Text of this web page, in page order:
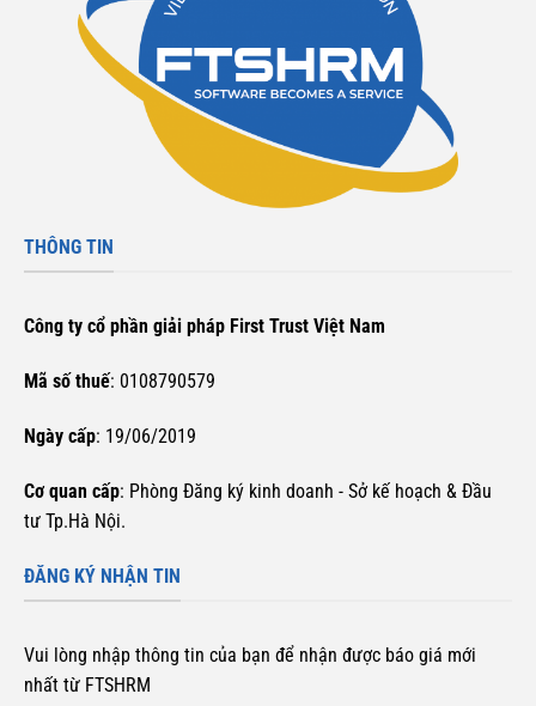
THÔNG TIN
Công ty cổ phần giải pháp First Trust Việt Nam
Mã số thuế: 0108790579
Ngày cấp: 19/06/2019
Cơ quan cấp: Phòng Đăng ký kinh doanh - Sở kế hoạch & Đầu
tư Tp.Hà Nội.
ĐĂNG KÝ NHẬN TIN
Vui lòng nhập thông tin của bạn để nhận được báo giá mới
nhất từ FTSHRM